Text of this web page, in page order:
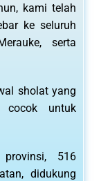
kami telah
ke seluruh
serta
sholat yang
cocok untuk
516
didukung